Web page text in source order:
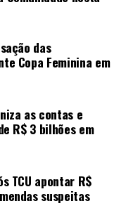
atualizam
e
diários
das
Copa Feminina em
as contas e
R$ 3 bilhões em
TCU apontar R$
suspeitas